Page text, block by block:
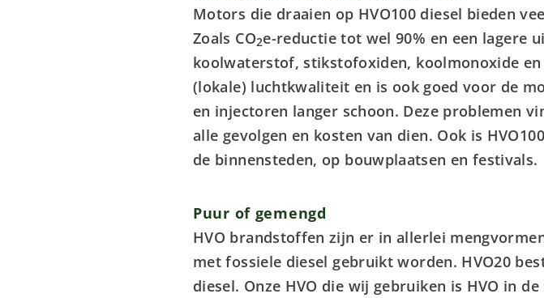
Motors die draaien op HVO100 diesel bieden
Zoals CO2e-reductie tot wel 90% en een lagere
koolwaterstof, stikstofoxiden, koolmonoxide en
(lokale) luchtkwaliteit en is ook goed voor de
en injectoren langer schoon. Deze problemen
alle gevolgen en kosten van dien. Ook is
de binnensteden, op bouwplaatsen en festivals.
Puur of gemengd
HVO brandstoffen zijn er in allerlei
met fossiele diesel gebruikt worden. HVO20
diesel. Onze HVO die wij gebruiken is HVO in